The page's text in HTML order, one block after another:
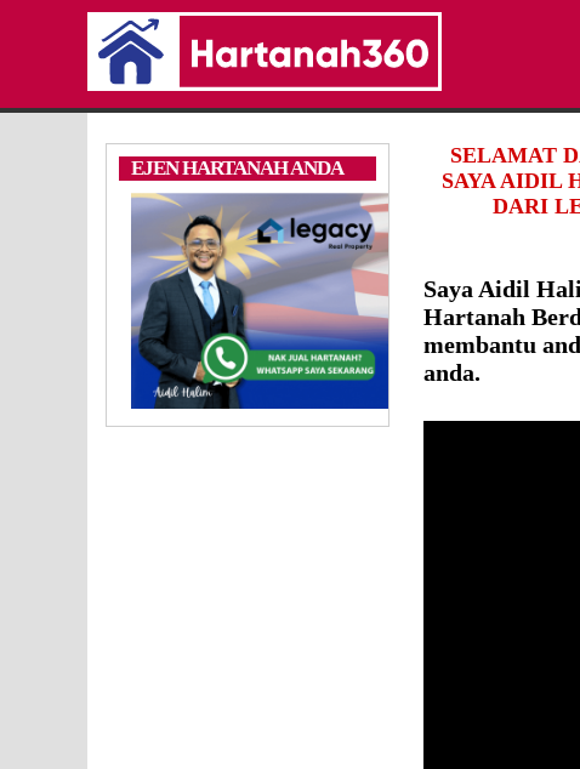
EJEN HARTANAH ANDA
SELAMAT
SAYA AIDIL
DARI
Saya Aidil
Hartanah
membantu
anda.